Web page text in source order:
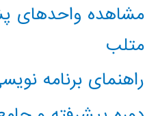
مشاهده واحدهای
متلب
راهنمای برنامه